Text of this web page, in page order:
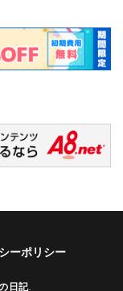
ーポリシー
日記.